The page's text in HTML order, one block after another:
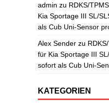
admin zu RDKS/
Kia Sportage III SL/
als Cub Uni-Sensor
Alex Senderzu
für Kia Sportage III
sofort als Cub Uni-
KATEGORIEN